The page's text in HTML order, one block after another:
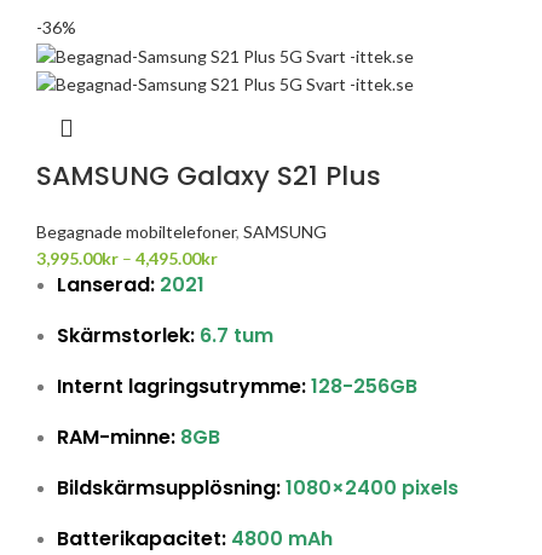
-36%
SAMSUNG Galaxy S21 Plus
Begagnade mobiltelefoner, SAMSUNG
3,995.00kr – 4,495.00kr
Lanserad: 2021
Skärmstorlek: 6.7 tum
Internt lagringsutrymme:128-256GB
RAM-minne: 8GB
Bildskärmsupplösning:1080×2400 pixels
Batterikapacitet: 4800 mAh